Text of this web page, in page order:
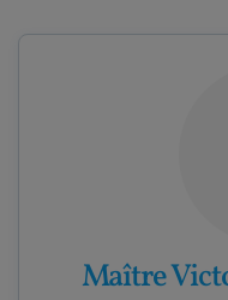
Maître